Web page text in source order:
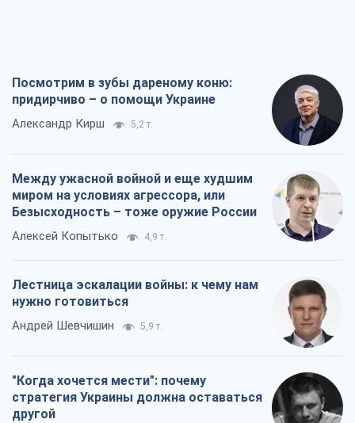
Посмотрим в зубы дареному коню:
придирчиво – о помощи Украине
Александр Кирш 5,2 т.
Между ужасной войной и еще худшим
миром на условиях агрессора, или
Безысходность – тоже оружие России
Алексей Копытько 4,9 т.
Лестница эскалации войны: к чему нам
нужно готовиться
Андрей Шевчишин 5,9 т.
"Когда хочется мести": почему
стратегия Украины должна оставаться
другой